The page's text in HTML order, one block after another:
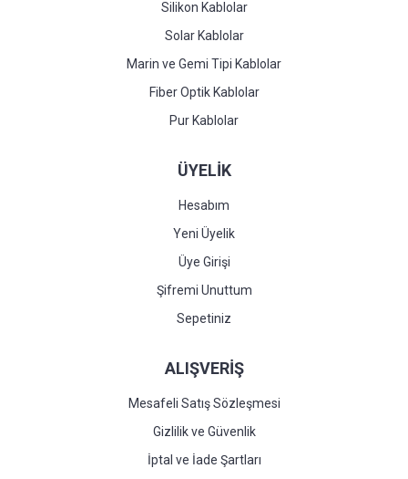
Silikon Kablolar
Solar Kablolar
Marin ve Gemi Tipi Kablolar
Fiber Optik Kablolar
Pur Kablolar
ÜYELİK
Hesabım
Yeni Üyelik
Üye Girişi
Şifremi Unuttum
Sepetiniz
ALIŞVERİŞ
Mesafeli Satış Sözleşmesi
Gizlilik ve Güvenlik
İptal ve İade Şartları